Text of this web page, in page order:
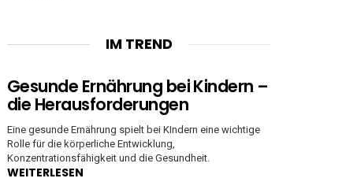
IM TREND
Gesunde Ernährung bei Kindern –
die Herausforderungen
Eine gesunde Ernährung spielt bei KIndern eine wichtige
Rolle für die körperliche Entwicklung,
Konzentrationsfähigkeit und die Gesundheit.
WEITERLESEN